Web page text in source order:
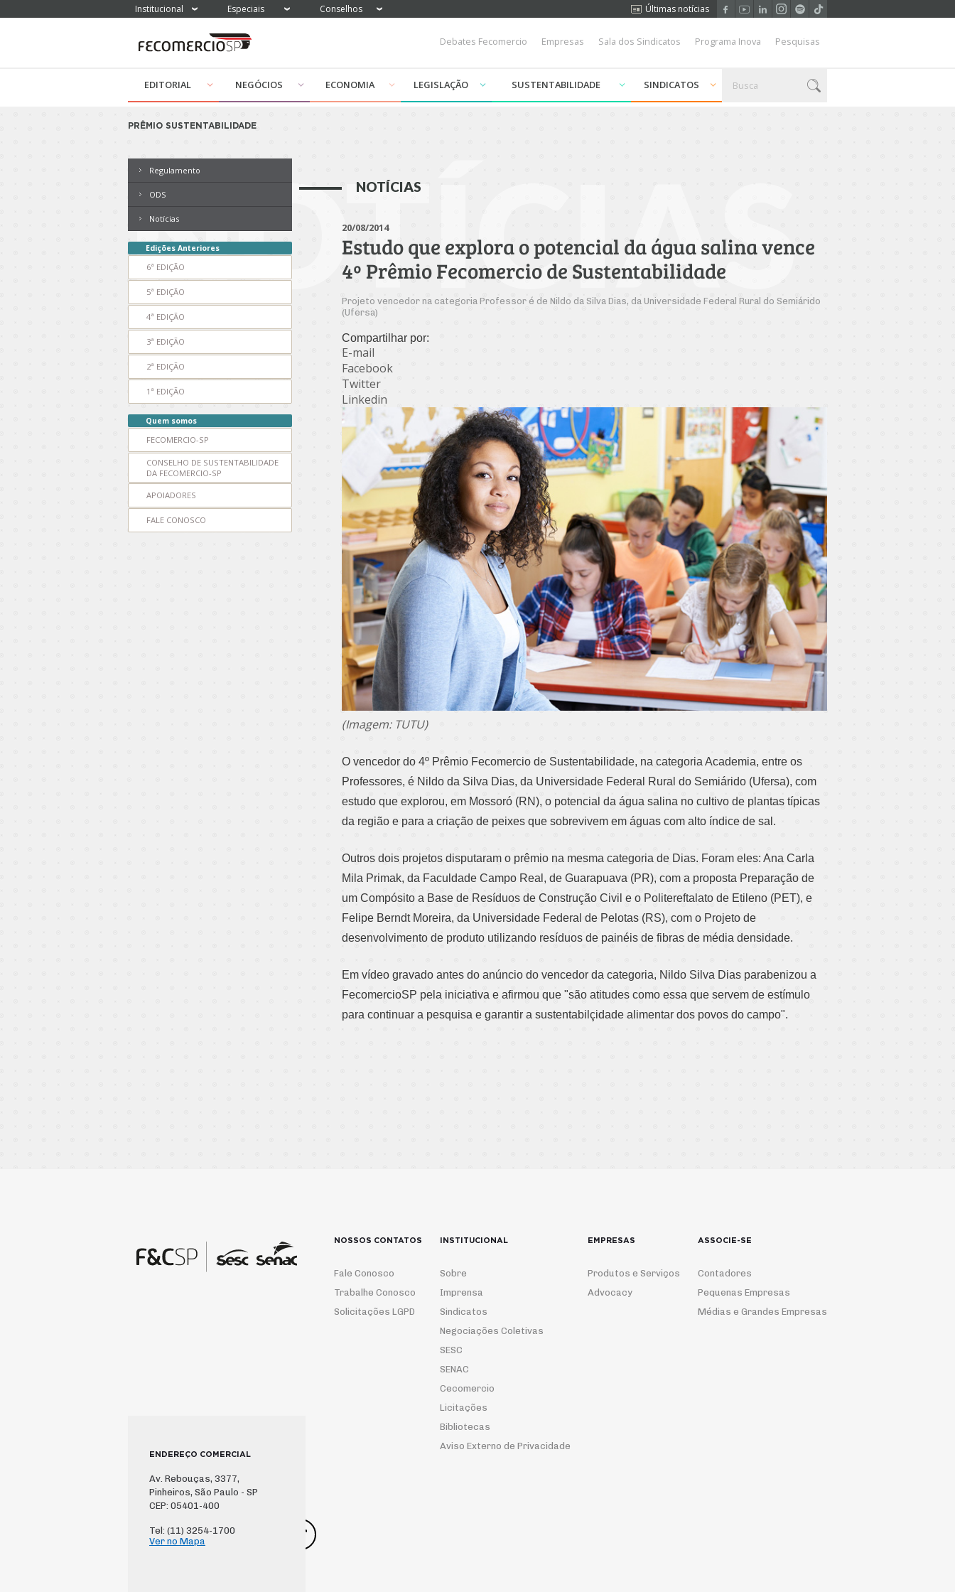
Institucional Especiais Conselhos Últimas notícias
Debates Fecomercio Empresas Sala dos Sindicatos Programa Inova Pesquisas
EDITORIAL NEGÓCIOS ECONOMIA LEGISLAÇÃO SUSTENTABILIDADE SINDICATOS
PRÊMIO SUSTENTABILIDADE
Regulamento
ODS
Notícias
Edições Anteriores
6ª EDIÇÃO
5ª EDIÇÃO
4ª EDIÇÃO
3ª EDIÇÃO
2ª EDIÇÃO
1ª EDIÇÃO
Quem somos
FECOMERCIO-SP
CONSELHO DE SUSTENTABILIDADE
DA FECOMERCIO-SP
APOIADORES
FALE CONOSCO
NOTÍCIAS
NOTÍCIAS
20/08/2014
Estudo que explora o potencial da água salina vence
4º Prêmio Fecomercio de Sustentabilidade
Projeto vencedor na categoria Professor é de Nildo da Silva Dias, da Universidade Federal Rural do Semiárido
(Ufersa)
Compartilhar por:
E-mail
Facebook
Twitter
Linkedin
(Imagem: TUTU)
O vencedor do 4º Prêmio Fecomercio de Sustentabilidade, na categoria Academia, entre os
Professores, é Nildo da Silva Dias, da Universidade Federal Rural do Semiárido (Ufersa), com
estudo que explorou, em Mossoró (RN), o potencial da água salina no cultivo de plantas típicas
da região e para a criação de peixes que sobrevivem em águas com alto índice de sal.
Outros dois projetos disputaram o prêmio na mesma categoria de Dias. Foram eles: Ana Carla
Mila Primak, da Faculdade Campo Real, de Guarapuava (PR), com a proposta Preparação de
um Compósito a Base de Resíduos de Construção Civil e o Politereftalato de Etileno (PET), e
Felipe Berndt Moreira, da Universidade Federal de Pelotas (RS), com o Projeto de
desenvolvimento de produto utilizando resíduos de painéis de fibras de média densidade.
Em vídeo gravado antes do anúncio do vencedor da categoria, Nildo Silva Dias parabenizou a
FecomercioSP pela iniciativa e afirmou que "são atitudes como essa que servem de estímulo
para continuar a pesquisa e garantir a sustentabilçidade alimentar dos povos do campo".
NOSSOS CONTATOS
Fale Conosco
Trabalhe Conosco
Solicitações LGPD
INSTITUCIONAL
Sobre
Imprensa
Sindicatos
Negociações Coletivas
SESC
SENAC
Cecomercio
Licitações
Bibliotecas
Aviso Externo de Privacidade
EMPRESAS
Produtos e Serviços
Advocacy
ASSOCIE-SE
Contadores
Pequenas Empresas
Médias e Grandes Empresas
ENDEREÇO COMERCIAL
Av. Rebouças, 3377,
Pinheiros, São Paulo - SP
CEP: 05401-400
Tel: (11) 3254-1700
Ver no Mapa